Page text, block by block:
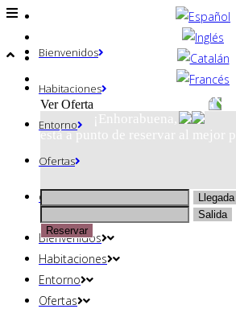
Bienvenidos
Habitaciones
Entorno
Ofertas
Contacto
Bienvenidos
Habitaciones
Entorno
Ofertas
Ver Oferta
¡Enhorabuena,
está a punto de reservar al mejor